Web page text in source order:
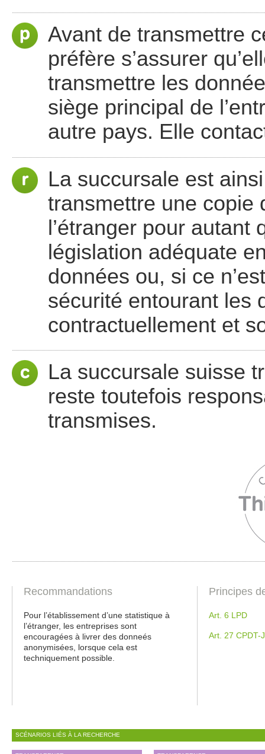
Avant de transmettre
préfère s’assurer
transmettre les
siège principal de
autre pays. Elle
La succursale est
transmettre une copie
l’étranger pour autant
législation adéquate
données ou, si ce
sécurité entourant les
contractuellement et
La succursale suisse
reste toutefois
transmises.
Recommandations
Pour l’établissement d’une statistique à
l’étranger, les entreprises sont
encouragées à livrer des donneés
anonymisées, lorsque cela est
techniquement possible.
Principes
Art. 6 LPD
Art. 27 CPDT-
SCÉNARIOS LIÉS À LA RECHERCHE